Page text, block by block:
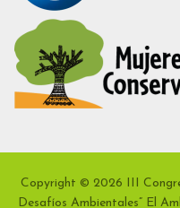
Copyright © 2026 III
Desafíos Ambientales” El